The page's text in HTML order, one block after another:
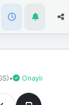
• Onaylı